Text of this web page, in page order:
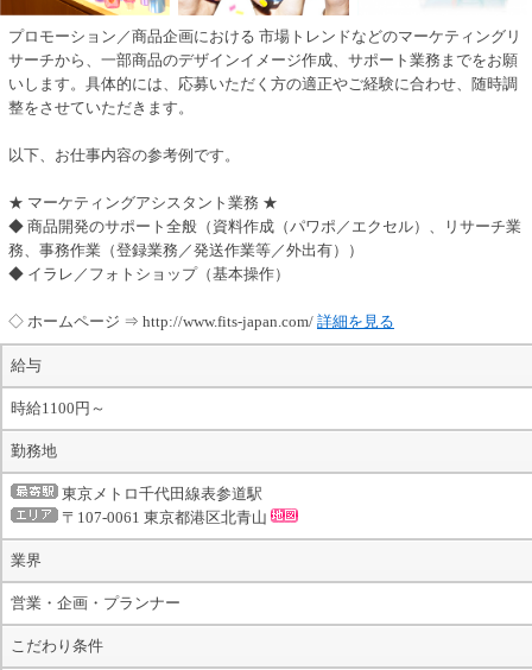
プロモーション／商品企画における 市場トレンドなどのマーケティングリ
サーチから、一部商品のデザインイメージ作成、サポート業務までをお願
いします。具体的には、応募いただく方の適正やご経験に合わせ、随時調
整をさせていただきます。
以下、お仕事内容の参考例です。
★ マーケティングアシスタント業務 ★
◆ 商品開発のサポート全般（資料作成（パワポ／エクセル）、リサーチ業
務、事務作業（登録業務／発送作業等／外出有））
◆ イラレ／フォトショップ（基本操作）
◇ ホームページ ⇒ http://www.fits-japan.com/ 詳細を見る
給与
時給1100円～
勤務地
東京メトロ千代田線表参道駅
〒107-0061 東京都港区北青山
業界
営業・企画・プランナー
こだわり条件